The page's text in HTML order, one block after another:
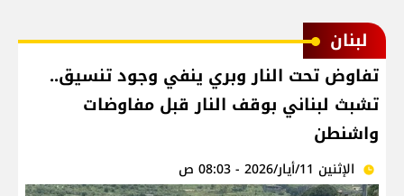
لبنان
تفاوض تحت النار وبري ينفي وجود تنسيق..
تشبث لبناني بوقف النار قبل مفاوضات
واشنطن
الإثنين 11/أيار/2026 - 08:03 ص